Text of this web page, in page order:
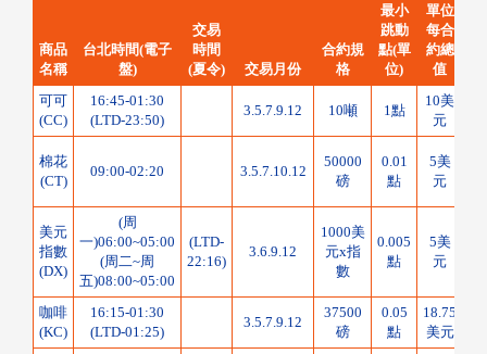
商品
名稱
台北時間(電子
盤)
交易
時間
(夏令)
交易月份
合約規
格
最小
跳動
點(單
位)
單位
每合
約總
值
可可
(CC)
16:45-01:30
(LTD-23:50)
3.5.7.9.12 10噸 1點
10美
元
棉花
(CT)
09:00-02:20 3.5.7.10.12
50000
磅
0.01
點
5美
元
美元
指數
(DX)
(周
一)06:00~05:00
(周二~周
五)08:00~05:00
(LTD-
22:16)
3.6.9.12
1000美
元x指
數
0.005
點
5美
元
咖啡
(KC)
16:15-01:30
(LTD-01:25)
3.5.7.9.12
37500
磅
0.05
點
18.75
美元